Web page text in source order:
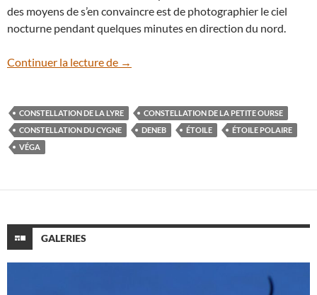
des moyens de s’en convaincre est de photographier le ciel
nocturne pendant quelques minutes en direction du nord.
Continuer la lecture de Elle tourne, elle tourne…
→
CONSTELLATION DE LA LYRE
CONSTELLATION DE LA PETITE OURSE
CONSTELLATION DU CYGNE
DENEB ÉTOILE
ÉTOILE POLAIRE
VÉGA
GALERIES